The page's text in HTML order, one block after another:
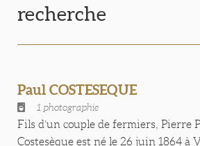
recherche
Paul COSTESEQUE
1 photographie
Fils d’un couple de fermiers, Pierre
Costesèque est né le 26 juin 1864 à